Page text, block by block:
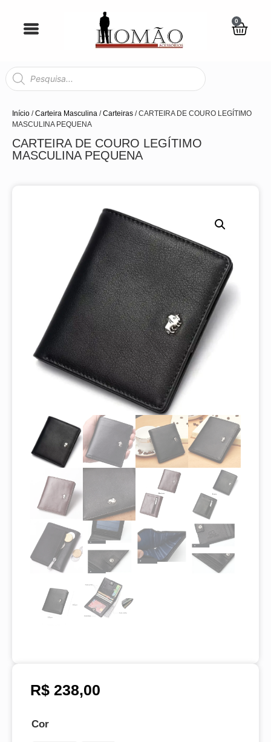
0
Início /Carteira Masculina /Carteiras / CARTEIRA DE COURO LEGÍTIMO
MASCULINA PEQUENA
CARTEIRA DE COURO LEGÍTIMO
MASCULINA PEQUENA
R$ 238,00
Cor